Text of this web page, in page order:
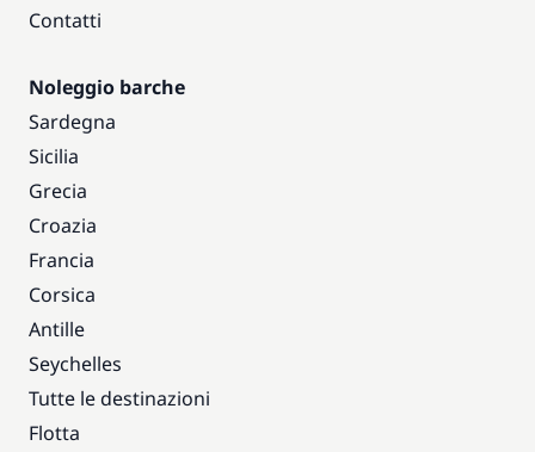
Contatti
Noleggio barche
Sardegna
Sicilia
Grecia
Croazia
Francia
Corsica
Antille
Seychelles
Tutte le destinazioni
Flotta